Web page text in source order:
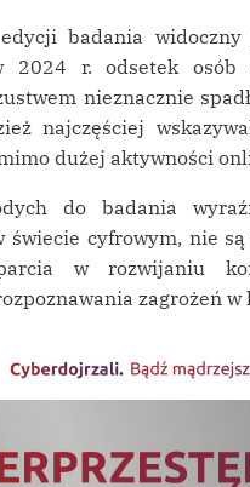
badania
2024 r. odsetek osób
nieznacznie
najczęściej
dużej aktywności
do badania
świecie cyfrowym, nie
w rozwijaniu
zagrożeń